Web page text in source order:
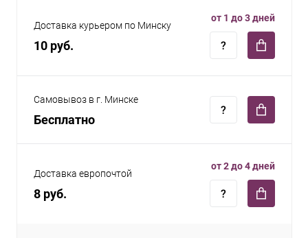
Доставка курьером по Минску
10 руб.
от 1 до 3 дней
Самовывоз в г. Минске
Бесплатно
Доставка европочтой
8 руб.
от 2 до 4 дней